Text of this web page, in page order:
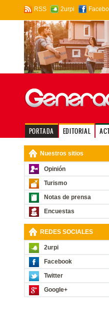
RSS 2urpi
PORTADA EDITORIAL
Nuestros sitios
Opinión
Turismo
Notas de prensa
Encuestas
REDES SOCIALES
2urpi
Facebook
Twitter
Google+